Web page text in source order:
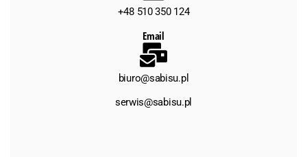
+48 510 350 124
Email
biuro@sabisu.pl
serwis@sabisu.pl